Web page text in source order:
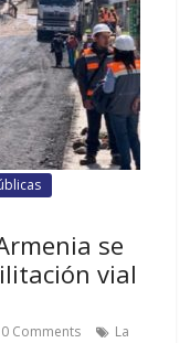
se
vial
0 Comments
La